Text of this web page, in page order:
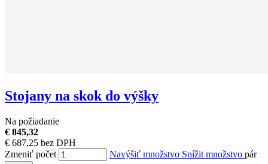
Stojany na skok do výšky
Na požiadanie
€ 845,32
€ 687,25 bez DPH
Zmeniť počet
Navýšiť množstvo Snížit množstvo pár